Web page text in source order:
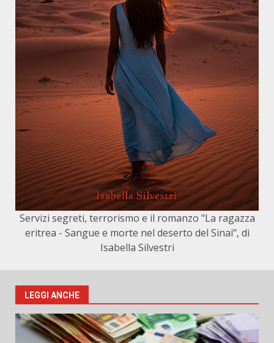
Servizi segreti, terrorismo e il romanzo "La ragazza
eritrea - Sangue e morte nel deserto del Sinai", di
Isabella Silvestri
LEGGI ANCHE